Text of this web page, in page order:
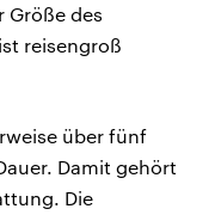
Größe des
reisengroß
über fünf
Damit gehört
Die